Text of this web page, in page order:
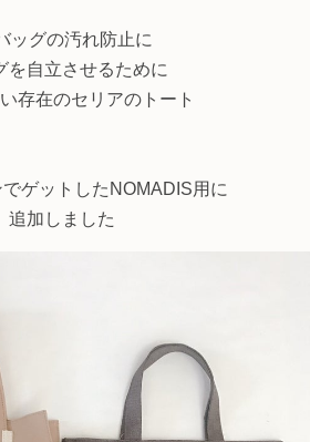
ッグの汚れ防止に
を自立させるために
存在のセリアのトート
でゲットしたNOMADIS用に
追加しました